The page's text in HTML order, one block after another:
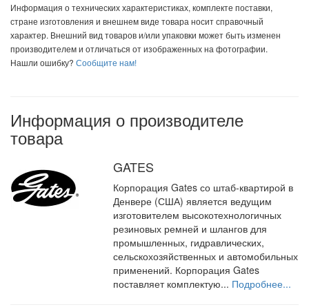
Информация о технических характеристиках, комплекте поставки,
стране изготовления и внешнем виде товара носит справочный
характер. Внешний вид товаров и/или упаковки может быть изменен
производителем и отличаться от изображенных на фотографии.
Нашли ошибку? Сообщите нам!
Информация о производителе
товара
GATES
Корпорация Gates со штаб-квартирой в
Денвере (США) является ведущим
изготовителем высокотехнологичных
резиновых ремней и шлангов для
промышленных, гидравлических,
сельскохозяйственных и автомобильных
применений. Корпорация Gates
поставляет комплектую... Подробнее...